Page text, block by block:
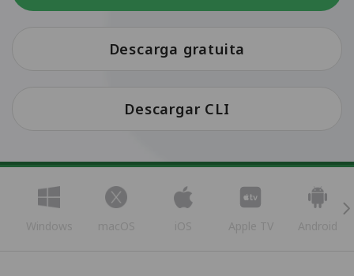
Descarga gratuita
Descargar CLI
Windows macOS iOS Apple TV Android